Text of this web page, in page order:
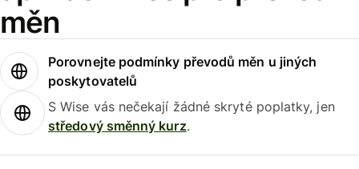
měn
Porovnejte podmínky převodů měn u jiných
poskytovatelů
S Wise vás nečekají žádné skryté poplatky, jen
středový směnný kurz.